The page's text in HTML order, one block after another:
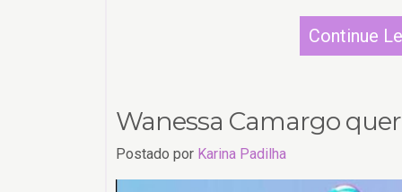
Continue
Wanessa Camargo
Postado por Karina Padilha